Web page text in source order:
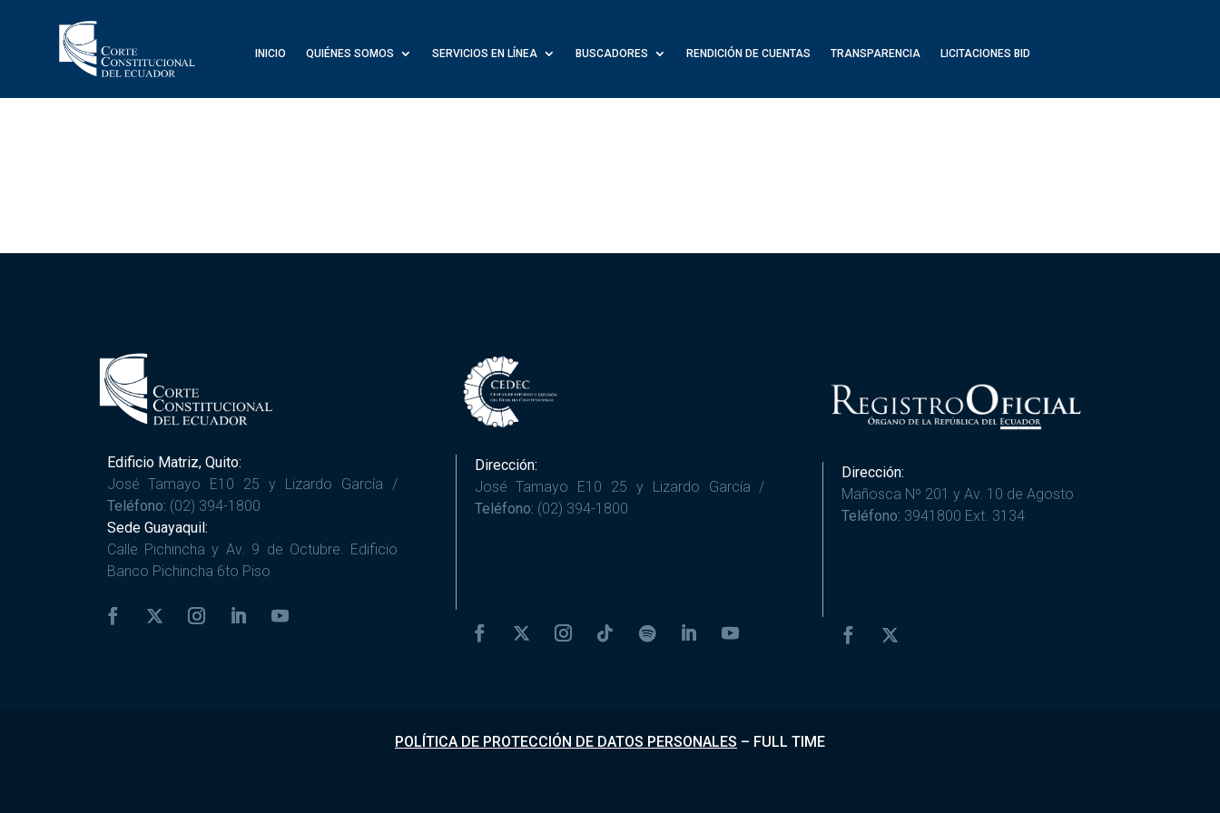
INICIO QUIÉNES SOMOS SERVICIOS EN LÍNEA BUSCADORES RENDICIÓN DE CUENTAS TRANSPARENCIA LICITACIONES BID
Edificio Matriz, Quito:
José Tamayo E10 25 y Lizardo García /
Teléfono: (02) 394-1800
Sede Guayaquil:
Calle Pichincha y Av. 9 de Octubre. Edificio
Banco Pichincha 6to Piso
Dirección:
José Tamayo E10 25 y Lizardo García /
Teléfono: (02) 394-1800
Dirección:
Mañosca Nº 201 y Av. 10 de Agosto
Teléfono: 3941800 Ext. 3134
POLÍTICA DE PROTECCIÓN DE DATOS PERSONALES – FULL TIME